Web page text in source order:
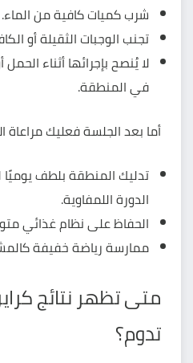
شرب كميات كافية من الماء.
تجنب الوجبات الثقيلة أو
لا يُنصح بإجرائها أثناء
في المنطقة.
أما بعد الجلسة فعليك مراعاة
تدليك المنطقة بلطف
الدورة اللمفاوية.
الحفاظ على نظام غذائي
ممارسة رياضة خفيفة
متى تظهر نتائج
تدوم؟